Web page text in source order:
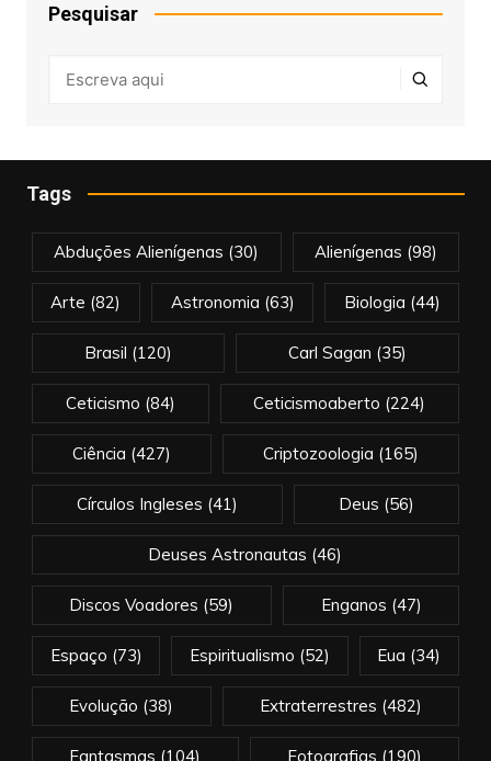
Pesquisar
Tags
Abduções Alienígenas (30) Alienígenas (98)
Arte (82) Astronomia (63) Biologia (44)
Brasil (120) Carl Sagan (35)
Ceticismo (84) Ceticismoaberto (224)
Ciência (427) Criptozoologia (165)
Círculos Ingleses (41) Deus (56)
Deuses Astronautas (46)
Discos Voadores (59) Enganos (47)
Espaço (73) Espiritualismo (52) Eua (34)
Evolução (38) Extraterrestres (482)
Fantasmas (104) Fotografias (190)